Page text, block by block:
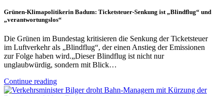
Grünen-Klimapolitikerin Badum: Ticketsteuer-Senkung ist „Blindflug“ und
„verantwortungslos“
Die Grünen im Bundestag kritisieren die Senkung der Ticketsteuer
im Luftverkehr als „Blindflug“, der einen Anstieg der Emissionen
zur Folge haben wird.„Dieser Blindflug ist nicht nur
unglaubwürdig, sondern mit Blick…
Continue reading